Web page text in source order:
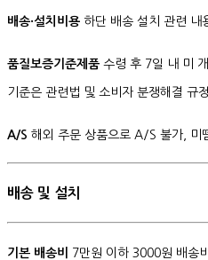
배송·설치비용 하단 배송 설치 관련 내
품질보증기준제품 수령 후 7일 내 미
기준은 관련법 및 소비자 분쟁해결 규
A/S 해외 주문 상품으로 A/S 불가,
배송 및 설치
기본 배송비 7만원 이하 3000원 배송